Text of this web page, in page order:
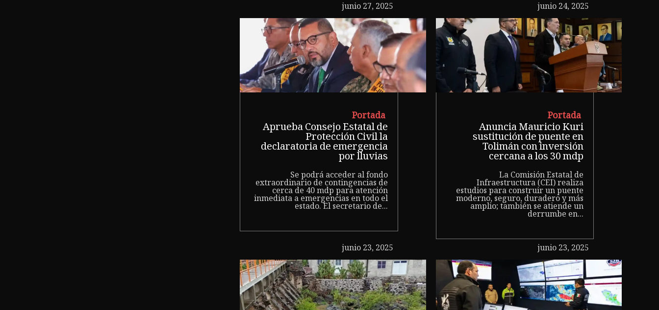
junio 27, 2025
Portada
Aprueba Consejo Estatal de
Protección Civil la
declaratoria de emergencia
por lluvias
Se podrá acceder al fondo
extraordinario de contingencias de
cerca de 40 mdp para atención
inmediata a emergencias en todo el
estado. El secretario de...
junio 24, 2025
Portada
Anuncia Mauricio Kuri
sustitución de puente en
Tolimán con inversión
cercana a los 30 mdp
La Comisión Estatal de
Infraestructura (CEI) realiza
estudios para construir un puente
moderno, seguro, duradero y más
amplio; también se atiende un
derrumbe en...
junio 23, 2025 junio 23, 2025